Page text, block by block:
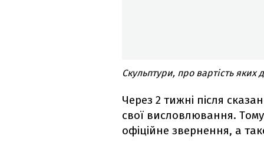
Скульптури, про вартість
Через 2 тижні після
свої висловлювання. Тому
офіційне звернення, а